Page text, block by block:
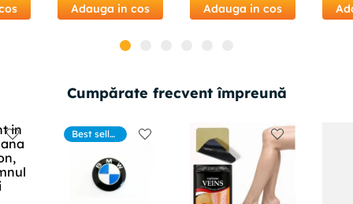
Adauga in cos Adauga in cos
Cumpărate frecvent împreună
Best seller